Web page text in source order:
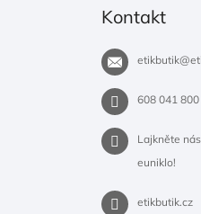
Kontakt
etikbutik@
608 041
Lajkněte
euniklo!
etikbutik.cz